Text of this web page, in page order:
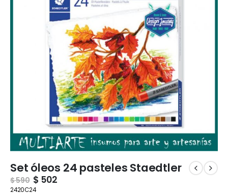
Set óleos 24 pasteles Staedtler
$590 $ 502
2420C24